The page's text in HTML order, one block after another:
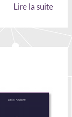
Lire la suite